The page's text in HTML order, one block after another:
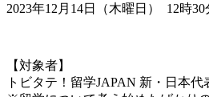
2023年12月14日（木曜日） 12時30
【対象者】
トビタテ！留学JAPAN 新・日本